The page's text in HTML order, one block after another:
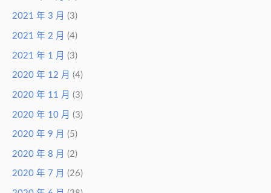
2021 年 3 月 (3)
2021 年 2 月 (4)
2021 年 1 月 (3)
2020 年 12 月 (4)
2020 年 11 月 (3)
2020 年 10 月 (3)
2020 年 9 月 (5)
2020 年 8 月 (2)
2020 年 7 月 (26)